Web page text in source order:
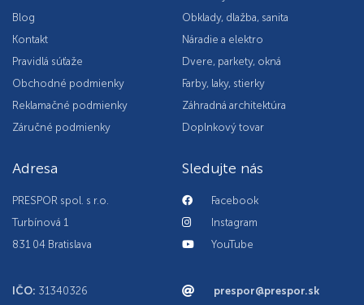
Blog
Kontakt
Pravidlá súťaže
Obchodné podmienky
Reklamačné podmienky
Záručné podmienky
Obklady, dlažba, sanita
Náradie a elektro
Dvere, parkety, okná
Farby, laky, stierky
Záhradná architektúra
Doplnkový tovar
Adresa
PRESPOR spol. s r.o.
Turbínová 1
831 04 Bratislava
IČO: 31340326
Sledujte nás
Facebook
Instagram
YouTube
prespor@prespor.sk